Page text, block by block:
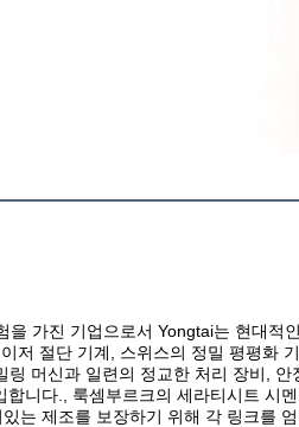
가진 기업으로서 Yongtai는 현대적
저 절단 기계, 스위스의 정밀 평평화
머신과 일련의 정교한 처리 장비,
니다., 룩셈부르크의 세라티시트 시
는 제조를 보장하기 위해 각 링크를